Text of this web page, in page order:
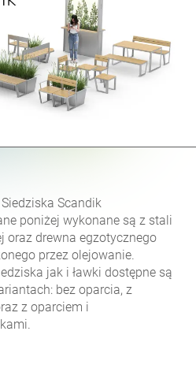
Scandik
poniżej wykonane są z stali
oraz drewna egzotycznego
przez olejowanie.
jak i ławki dostępne są
bez oparcia, z
z oparciem i